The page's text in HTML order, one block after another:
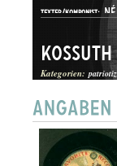
TEXTER/KOMPONIST:
GATTUNG: KESERGŐ
Kategorien: